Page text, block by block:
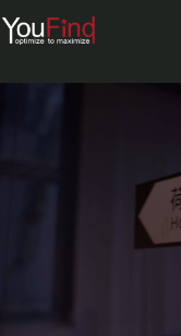
跳
至